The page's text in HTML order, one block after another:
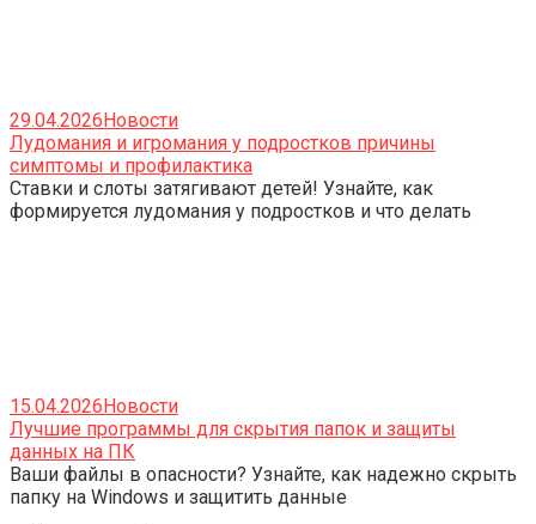
29.04.2026Новости
Лудомания и игромания у подростков причины
симптомы и профилактика
Ставки и слоты затягивают детей! Узнайте, как
формируется лудомания у подростков и что делать
15.04.2026Новости
Лучшие программы для скрытия папок и защиты
данных на ПК
Ваши файлы в опасности? Узнайте, как надежно скрыть
папку на Windows и защитить данные